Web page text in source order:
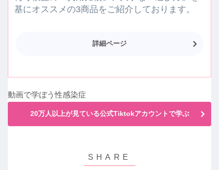
基にオススメの3商品をご紹介しております。
詳細ページ
動画で学ぼう性感染症
20万人以上が見ている公式Tiktokアカウントで学ぶ